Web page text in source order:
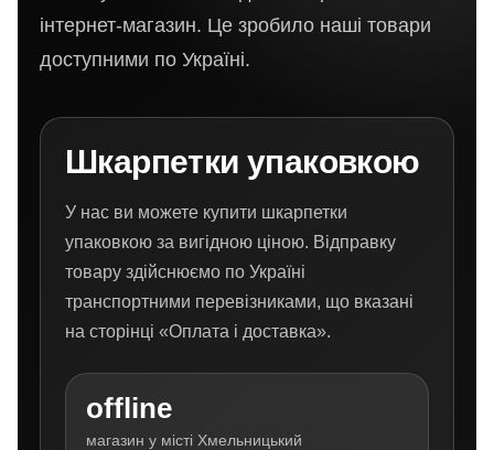
інтернет-магазин. Це зробило наші товари
доступними по Україні.
Шкарпетки упаковкою
У нас ви можете купити шкарпетки
упаковкою за вигідною ціною. Відправку
товару здійснюємо по Україні
транспортними перевізниками, що вказані
на сторінці «Оплата і доставка».
offline
магазин у місті Хмельницький